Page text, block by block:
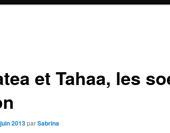
et Tahaa, les
2013parSabrina